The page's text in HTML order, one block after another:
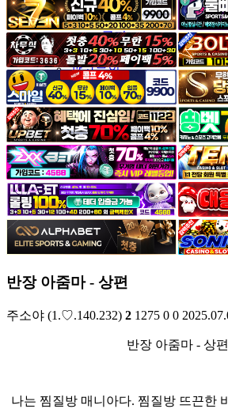
공지&이벤트
공지
1:1문의
광고문의
반장 아줌마 - 상편
주소야 (1.♡.140.232) 2 1275 0 0
반장 아줌마 - 상편
나는 찜질방 매니아다. 찜질방 뜨끈한